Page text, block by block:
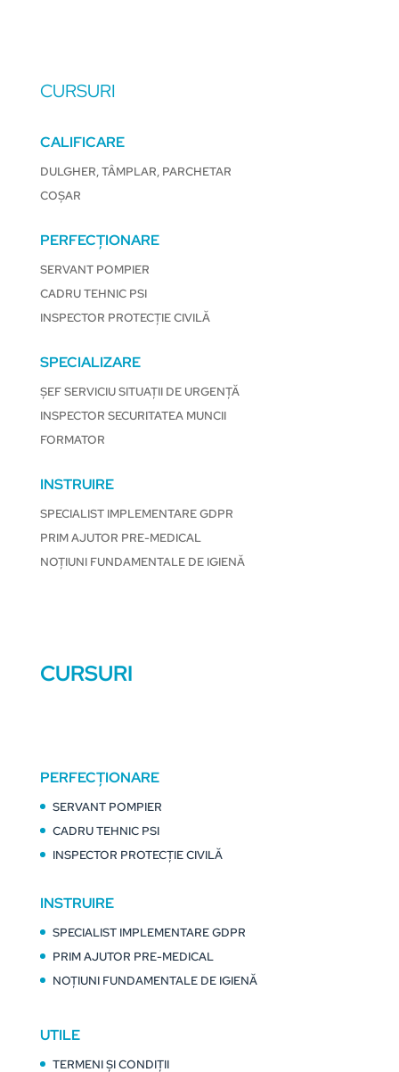
CURSURI
CALIFICARE
DULGHER, TÂMPLAR, PARCHETAR
COȘAR
PERFECȚIONARE
SERVANT POMPIER
CADRU TEHNIC PSI
INSPECTOR PROTECȚIE CIVILĂ
SPECIALIZARE
ȘEF SERVICIU SITUAȚII DE URGENȚĂ
INSPECTOR SECURITATEA MUNCII
FORMATOR
INSTRUIRE
SPECIALIST IMPLEMENTARE GDPR
PRIM AJUTOR PRE-MEDICAL
NOȚIUNI FUNDAMENTALE DE IGIENĂ
CURSURI
PERFECȚIONARE
SERVANT POMPIER
CADRU TEHNIC PSI
INSPECTOR PROTECȚIE CIVILĂ
INSTRUIRE
SPECIALIST IMPLEMENTARE GDPR
PRIM AJUTOR PRE-MEDICAL
NOȚIUNI FUNDAMENTALE DE IGIENĂ
UTILE
TERMENI ȘI CONDIȚII